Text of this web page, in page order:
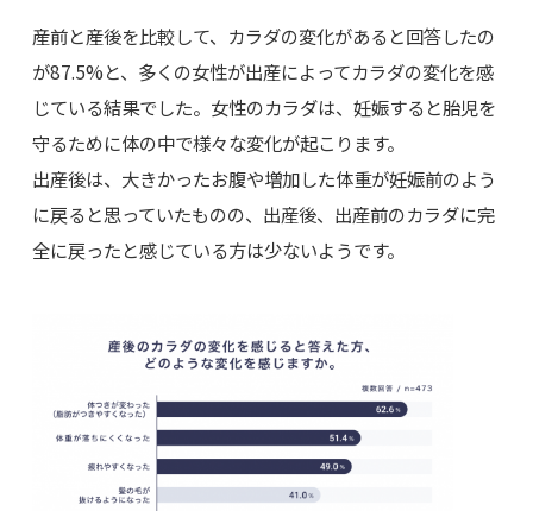
産前と産後を比較して、カラダの変化があると回答したの
が87.5%と、多くの女性が出産によってカラダの変化を感
じている結果でした。女性のカラダは、妊娠すると胎児を
守るために体の中で様々な変化が起こります。
出産後は、大きかったお腹や増加した体重が妊娠前のよう
に戻ると思っていたものの、出産後、出産前のカラダに完
全に戻ったと感じている方は少ないようです。